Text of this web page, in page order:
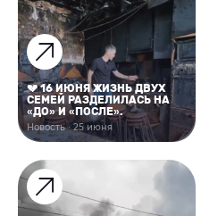
💔 16 ИЮНЯ ЖИЗНЬ ДВУХ
СЕМЕЙ РАЗДЕЛИЛАСЬ НА
«ДО» И «ПОСЛЕ».
Новость · 25 июня